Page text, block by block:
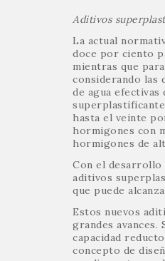
Aditivos
La actual
doce por ciento
mientras que
considerando las
de agua
hasta el veinte
hormigones con
hormigones de
Con el desarrollo
aditivos
que puede
Estos nuevos
grandes
capacidad
concepto de